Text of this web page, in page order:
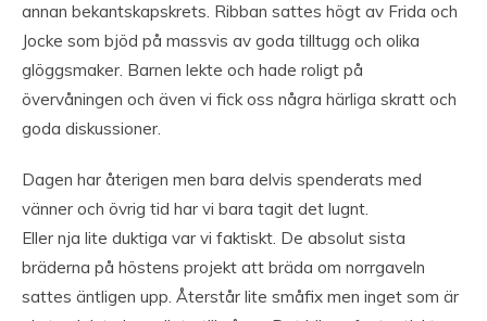
annan bekantskapskrets. Ribban sattes högt av Frida och
Jocke som bjöd på massvis av goda tilltugg och olika
glöggsmaker. Barnen lekte och hade roligt på
övervåningen och även vi fick oss några härliga skratt och
goda diskussioner.
Dagen har återigen men bara delvis spenderats med
vänner och övrig tid har vi bara tagit det lugnt.
Eller nja lite duktiga var vi faktiskt. De absolut sista
bräderna på höstens projekt att bräda om norrgaveln
sattes äntligen upp. Återstår lite småfix men inget som är